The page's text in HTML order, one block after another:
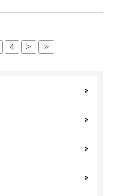
4 > ≫